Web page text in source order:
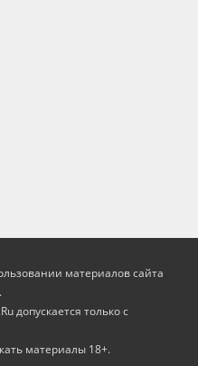
материалов сайта
допускается только с
материалы 18+.